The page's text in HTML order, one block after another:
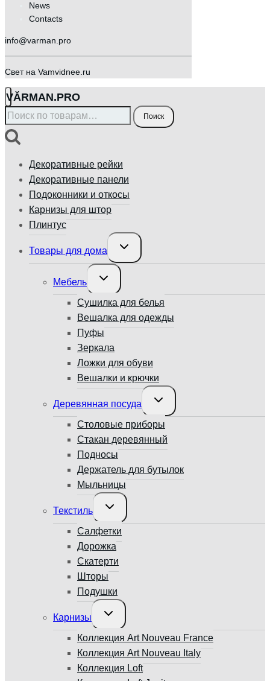
News
Contacts
info@varman.pro
Свет на Vamvidnee.ru
VӐRMAN.PRO
Искать: Поиск
Декоративные рейки
Декоративные панели
Подоконники и откосы
Карнизы для штор
Плинтус
Товары для дома
Переключить
дочернее
Мебель
Переключить
дочернее
Сушилка для белья
Вешалка для одежды
Пуфы
Зеркала
Ложки для обуви
Вешалки и крючки
Деревянная посуда
Переключить
дочернее
Столовые приборы
Стакан деревянный
Подносы
Держатель для бутылок
Мыльницы
Текстиль
Переключить
дочернее
Салфетки
Дорожка
Скатерти
Шторы
Подушки
Карнизы
Переключить
дочернее
Коллекция Art Nouveau France
Коллекция Art Nouveau Italy
Коллекция Loft